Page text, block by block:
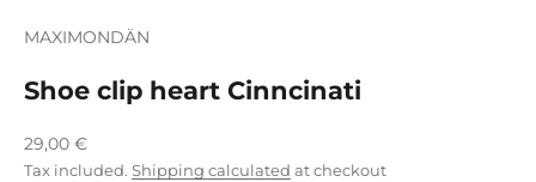
MAXIMONDÄN
Shoe clip heart Cinncinati
Sale price
29,00 €
Tax included. Shipping calculated at checkout